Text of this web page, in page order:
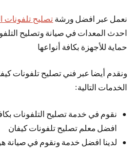
نعمل عبر افضل ورشة تصليح تلفونات
احدث المعدات في صيانة وتصليح
حماية للأجهزة بكافة أنواعها
ونقدم أيضا عبر فني تصليح تلفونات
الخدمات التالية:
نقوم في خدمة تصليح التلفونات
افضل معلم تصليح تلفونات كيفان
لدينا افضل خدمة ونقوم في صيانة